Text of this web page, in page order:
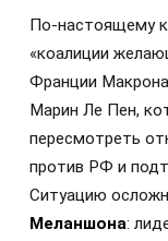
По-настоящему
«коалиции
Франции
Марин Ле Пен,
пересмотреть
против РФ и
Ситуацию
Меланшона: